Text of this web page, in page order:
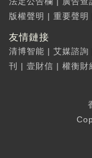
版權聲明 | 重要聲明
友情鏈接
清博智能 | 艾媒諮詢
刊
| 壹財信 | 權衡財